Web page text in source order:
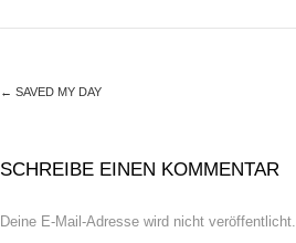
← SAVED MY DAY
SCHREIBE EINEN KOMMENTAR
Deine E-Mail-Adresse wird nicht veröffentlicht.